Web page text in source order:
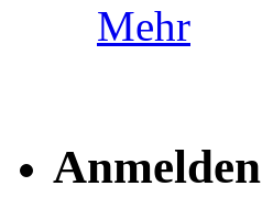
Mehr
Anmelden